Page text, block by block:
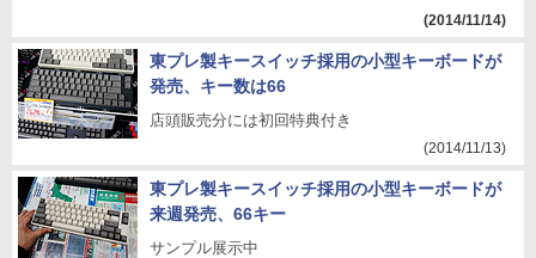
(2014/11/14)
東プレ製キースイッチ採用の小型キーボードが
発売、キー数は66
店頭販売分には初回特典付き
(2014/11/13)
東プレ製キースイッチ採用の小型キーボードが
来週発売、66キー
サンプル展示中